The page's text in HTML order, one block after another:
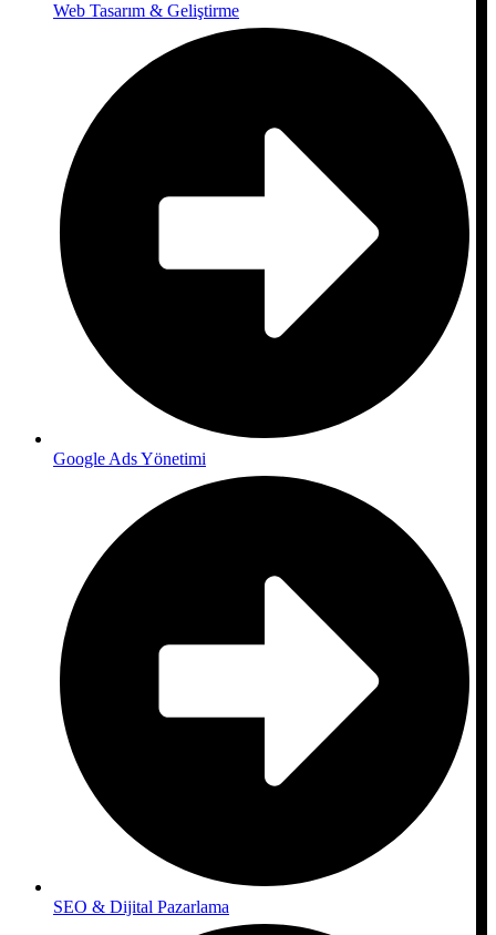
Web Tasarım & Geliştirme
Google Ads Yönetimi
SEO & Dijital Pazarlama